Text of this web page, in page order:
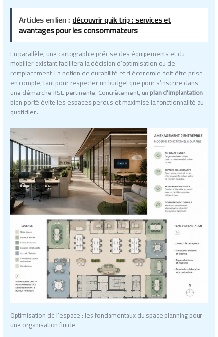
Articles en lien : découvrir quik trip : services et
avantages pour les consommateurs
En parallèle, une cartographie précise des équipements et du
mobilier existant facilitera la décision d’optimisation ou de
remplacement. La notion de durabilité et d’économie doit être prise
en compte, tant pour respecter un budget que pour s’inscrire dans
une démarche RSE pertinente. Concrètement, unplan d’implantation
bien porté évite les espaces perdus et maximise la fonctionnalité au
quotidien.
Optimisation de l’espace : les fondamentaux du space planning pour
une organisation fluide